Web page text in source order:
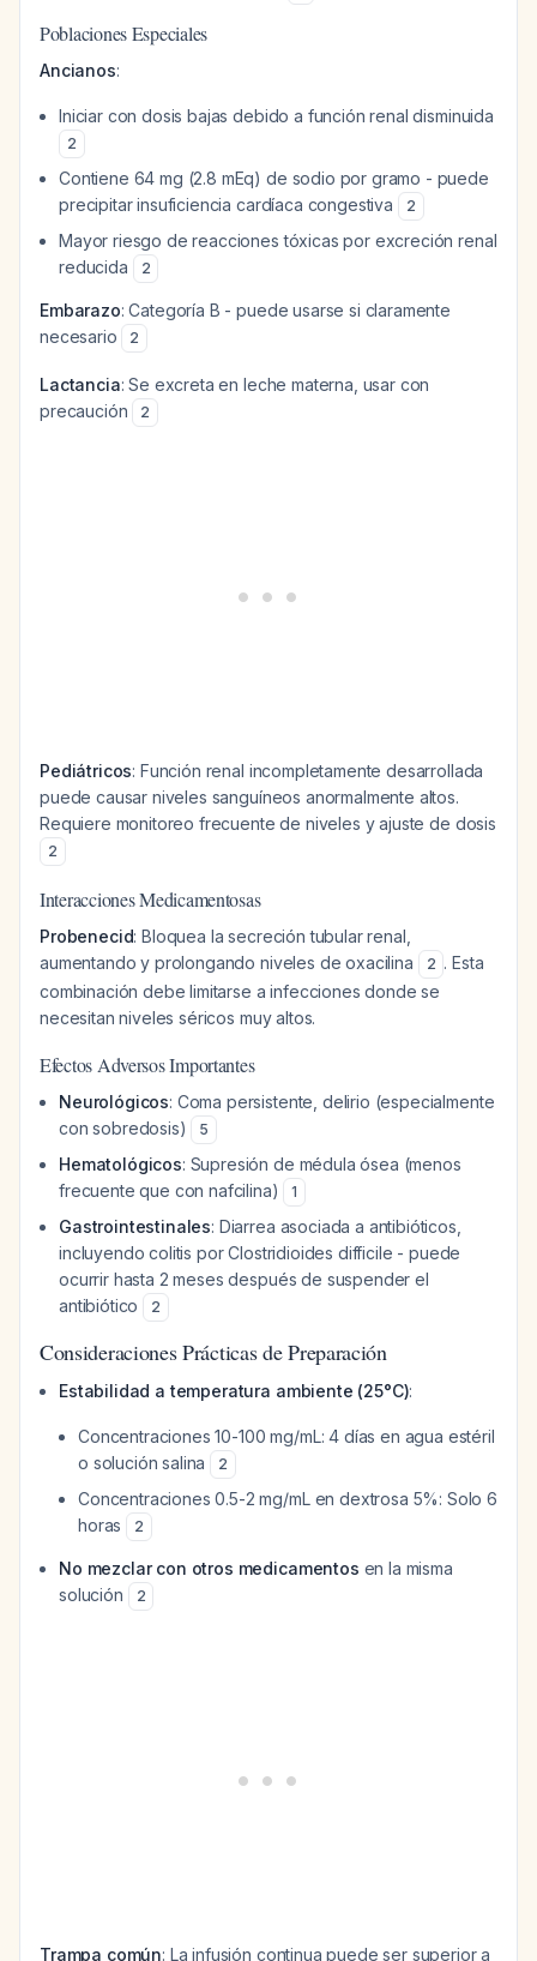
Poblaciones Especiales
Ancianos:
Iniciar con dosis bajas debido a función renal disminuida
2
Contiene 64 mg (2.8 mEq) de sodio por gramo - puede
precipitar insuficiencia cardíaca congestiva
2
Mayor riesgo de reacciones tóxicas por excreción renal
reducida
2
Embarazo: Categoría B - puede usarse si claramente
necesario
2
Lactancia: Se excreta en leche materna, usar con
precaución
2
Pediátricos: Función renal incompletamente desarrollada
puede causar niveles sanguíneos anormalmente altos.
Requiere monitoreo frecuente de niveles y ajuste de dosis
2
Interacciones Medicamentosas
Probenecid: Bloquea la secreción tubular renal,
aumentando y prolongando niveles de oxacilina
2 . Esta
combinación debe limitarse a infecciones donde se
necesitan niveles séricos muy altos.
Efectos Adversos Importantes
Neurológicos: Coma persistente, delirio (especialmente
con sobredosis)
5
Hematológicos: Supresión de médula ósea (menos
frecuente que con nafcilina)
1
Gastrointestinales: Diarrea asociada a antibióticos,
incluyendo colitis porClostridioides difficile - puede
ocurrir hasta 2 meses después de suspender el
antibiótico
2
Consideraciones Prácticas de Preparación
Estabilidad a temperatura ambiente (25°C):
Concentraciones 10-100 mg/mL: 4 días en agua estéril
o solución salina
2
Concentraciones 0.5-2 mg/mL en dextrosa 5%: Solo 6
horas
2
No mezclar con otros medicamentos en la misma
solución
2
Trampa común: La infusión continua puede ser superior a